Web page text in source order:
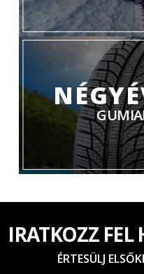
IRATKOZZ FEL
ÉRTESÜLJ